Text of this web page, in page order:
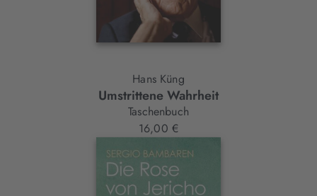
Hans Küng
Umstrittene Wahrheit
Taschenbuch
16,00 €